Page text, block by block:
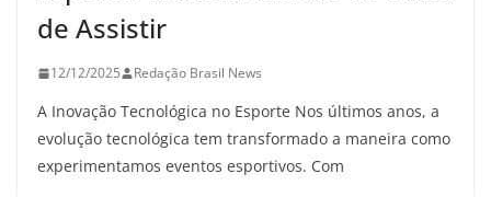
de Assistir
12/12/2025 Redação Brasil News
A Inovação Tecnológica no Esporte Nos últimos anos, a
evolução tecnológica tem transformado a maneira como
experimentamos eventos esportivos. Com